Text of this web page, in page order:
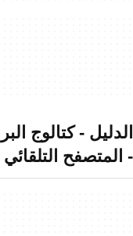
الدليل - كتالوج
- المتصفح التلقائي